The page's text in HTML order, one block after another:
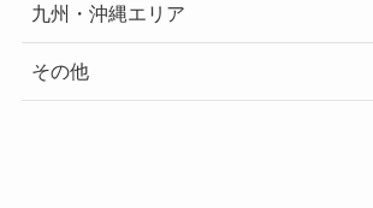
九州・沖縄エリア
その他